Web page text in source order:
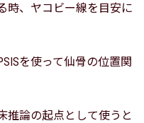
時、ヤコビー線を目安に
を使って仙骨の位置関
推論の起点として使うと